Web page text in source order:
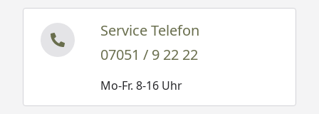
Service Telefon
07051 / 9 22 22
Mo-Fr. 8-16 Uhr